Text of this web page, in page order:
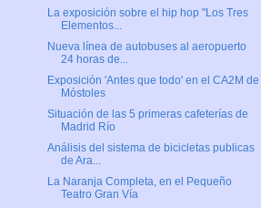
La exposición sobre el hip hop "Los Tres
Elementos...
Nueva línea de autobuses al aeropuerto
24 horas de...
Exposición 'Antes que todo' en el CA2M de
Móstoles
Situación de las 5 primeras cafeterías de
Madrid Río
Análisis del sistema de bicicletas publicas
de Ara...
La Naranja Completa, en el Pequeño
Teatro Gran Vía